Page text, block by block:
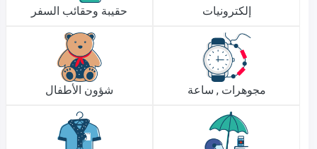
حقيبة وحقائب السفر إلكترونيات
شؤون الأطفال مجوهرات , ساعة